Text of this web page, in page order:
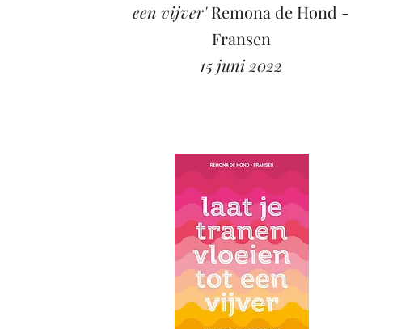
een vijver'Remona de Hond -
Fransen
15 juni 2022